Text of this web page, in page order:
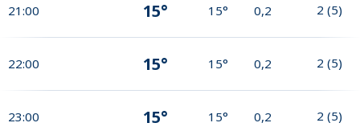
21:00 15° 15° 0,2 2 (5)
22:00 15° 15° 0,2 2 (5)
23:00 15° 15° 0,2 2 (5)